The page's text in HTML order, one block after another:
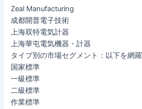
Zeal Manufacturing
成都開普電子技術
上海双特電気計器
上海華屯電気機器・計器
タイプ別の市場セグメント：以下を網羅
国家標準
一級標準
二級標準
作業標準